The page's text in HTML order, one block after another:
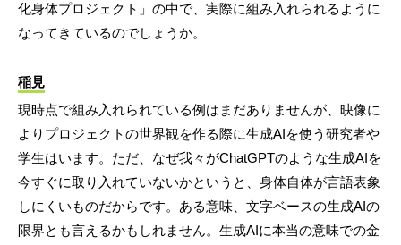
化身体プロジェクト」の中で、実際に組み入れられるように
なってきているのでしょうか。
稲見
現時点で組み入れられている例はまだありませんが、映像に
よりプロジェクトの世界観を作る際に生成AIを使う研究者や
学生はいます。ただ、なぜ我々がChatGPTのような生成AIを
今すぐに取り入れていないかというと、身体自体が言語表象
しにくいものだからです。ある意味、文字ベースの生成AIの
限界とも言えるかもしれません。生成AIに本当の意味での金